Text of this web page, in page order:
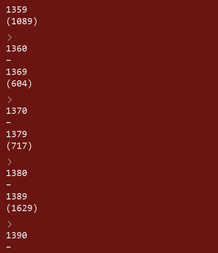
1359
(1089)
1360
–
1369
(604)
1370
–
1379
(717)
1380
–
1389
(1629)
1390
–